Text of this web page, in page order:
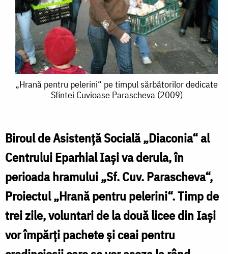
„Hrană
pe
timpul
sărbătorilor
dedicate
Sfintei
Cuvioase
Parascheva
„Hrană pentru pelerini“ pe timpul sărbătorilor dedicate
Sfintei Cuvioase Parascheva (2009)
Biroul de Asistenţă Socială „Diaconia“ al
Centrului Eparhial Iaşi va derula, în
perioada hramului „Sf. Cuv. Parascheva“,
Proiectul „Hrană pentru pelerini“. Timp de
trei zile, voluntari de la două licee din Iaşi
vor împărţi pachete şi ceai pentru